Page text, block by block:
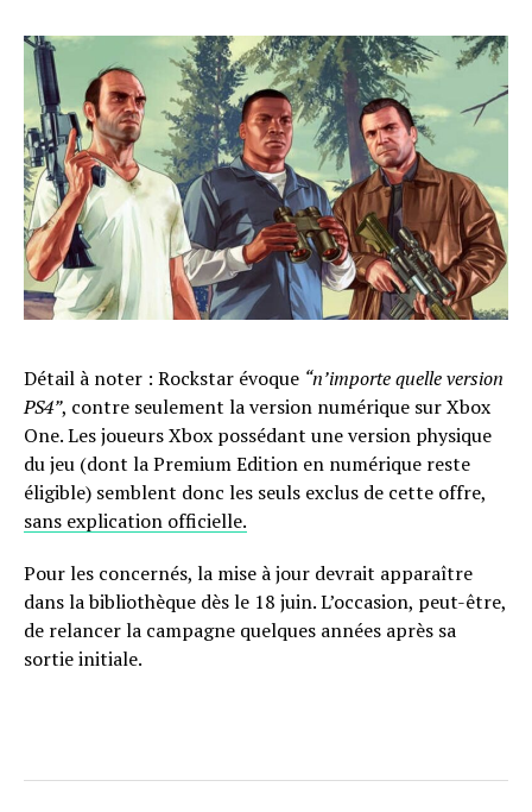
Détail à noter : Rockstar évoque “n’importe quelle version
PS4”, contre seulement la version numérique sur Xbox
One. Les joueurs Xbox possédant une version physique
du jeu (dont la Premium Edition en numérique reste
éligible) semblent donc les seuls exclus de cette offre,
sans explication officielle.
Pour les concernés, la mise à jour devrait apparaître
dans la bibliothèque dès le 18 juin. L’occasion, peut-être,
de relancer la campagne quelques années après sa
sortie initiale.